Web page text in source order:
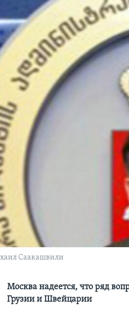
Саакашвили
Москва надеется, что ряд
Грузии и Швейцарии